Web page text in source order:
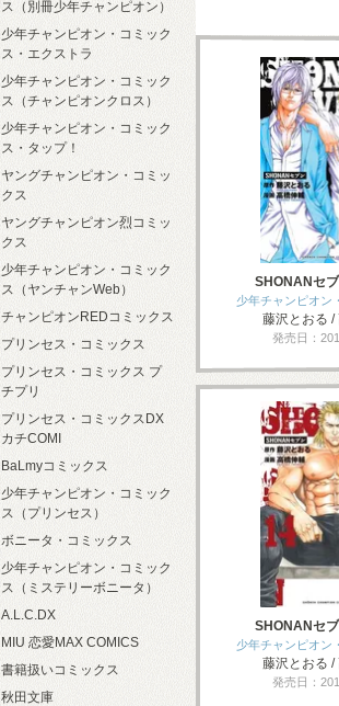
SHONANセ
少年チャンピオン
藤沢とおる /
発売日：
SHONANセ
少年チャンピオン
藤沢とおる /
発売日：
ス（別冊少年チャンピオン）
少年チャンピオン・コミック
ス・エクストラ
少年チャンピオン・コミック
ス（チャンピオンクロス）
少年チャンピオン・コミック
ス・タップ！
ヤングチャンピオン・コミッ
クス
ヤングチャンピオン烈コミッ
クス
少年チャンピオン・コミック
ス（ヤンチャンWeb）
チャンピオンREDコミックス
プリンセス・コミックス
プリンセス・コミックス プ
チプリ
プリンセス・コミックスDX
カチCOMI
BaLmyコミックス
少年チャンピオン・コミック
ス（プリンセス）
ボニータ・コミックス
少年チャンピオン・コミック
ス（ミステリーボニータ）
A.L.C.DX
MIU 恋愛MAX COMICS
書籍扱いコミックス
秋田文庫